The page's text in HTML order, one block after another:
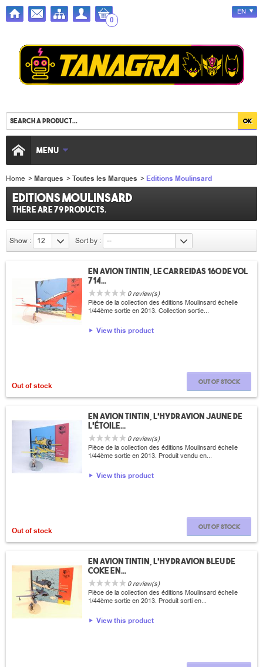
0
EN
MENU
Home >Marques >Toutes les Marques > Editions Moulinsard
Editions Moulinsard
There are 79 products.
Show : 12 Sort by : --
En avion Tintin, Le carreidas 160 de vol
714...
0 review(s)
Pièce de la collection des éditions Moulinsard échelle
1/44ème sortie en 2013. Collection sortie...
View this product
Out of stock Out of stock
En avion Tintin, L'hydravion jaune de
l'étoile...
0 review(s)
Pièce de la collection des éditions Moulinsard échelle
1/44ème sortie en 2013. Produit vendu en...
View this product
Out of stock Out of stock
En avion Tintin, L'hydravion bleu de
coke en...
0 review(s)
Pièce de la collection des éditions Moulinsard échelle
1/44ème sortie en 2013. Produit sorti en...
View this product